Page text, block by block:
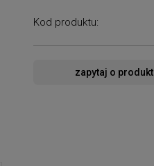
Kod produktu:
zapytaj o produkt